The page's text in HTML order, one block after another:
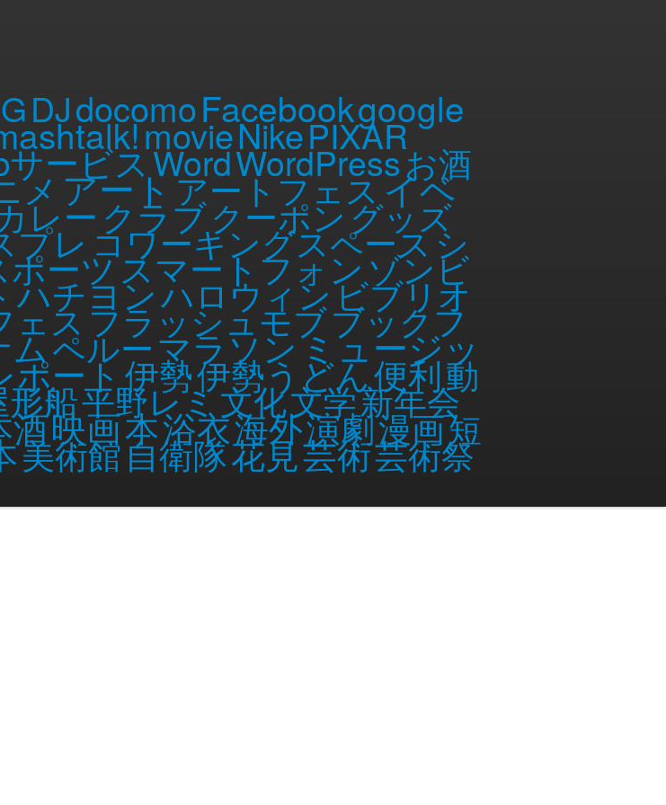
DJdocomoFacebookgoogle
movieNikePIXAR
サービスWordWordPressお酒
メ アート アートフェスイベ
レー クラブクーポングッズ
プレ コワーキングスペースシ
ポーツスマートフォンゾンビ
ハチヨンハロウィンビブリオ
ェス フラッシュモブブックフ
ムペルーマラソンミュージッ
ポート伊勢伊勢うどん便利動
形船平野レミ文化文学新年会
酒映画本浴衣海外演劇漫画短
美術館自衛隊花見芸術芸術祭